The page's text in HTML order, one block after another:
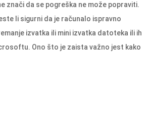
znači da se pogreška ne može popraviti.
li sigurni da je računalo ispravno
izvatka ili mini izvatka datoteka ili ih
Ono što je zaista važno jest kako